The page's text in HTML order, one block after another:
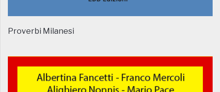
Proverbi Milanesi